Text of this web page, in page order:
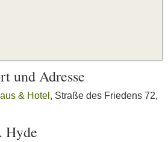
und Adresse
& Hotel , Straße des Friedens 72,
Hyde